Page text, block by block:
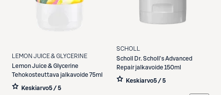
LEMON JUICE & GLYCERINE
Lemon Juice & Glycerine
Tehokosteuttava jalkavoide 75ml
Keskiarvo5 / 5
SCHOLL
Scholl
Dr. Scholl's Advanced
Repair jalkavoide 150ml
Keskiarvo5 / 5